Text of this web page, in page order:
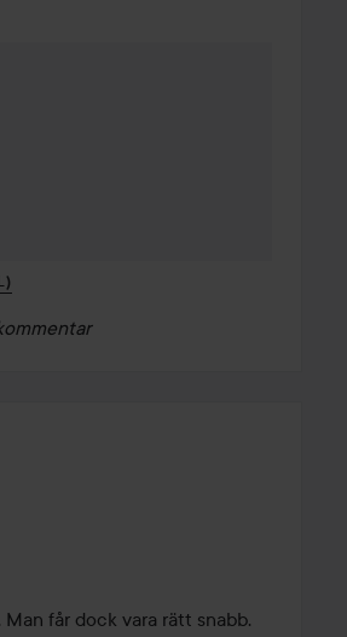
får dock vara rätt snabb.